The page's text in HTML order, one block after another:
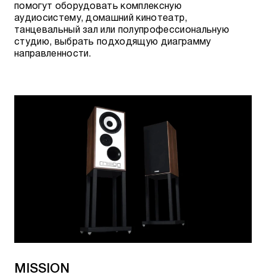
помогут оборудовать комплексную
аудиосистему, домашний кинотеатр,
танцевальный зал или полупрофессиональную
студию, выбрать подходящую диаграмму
направленности.
MISSION